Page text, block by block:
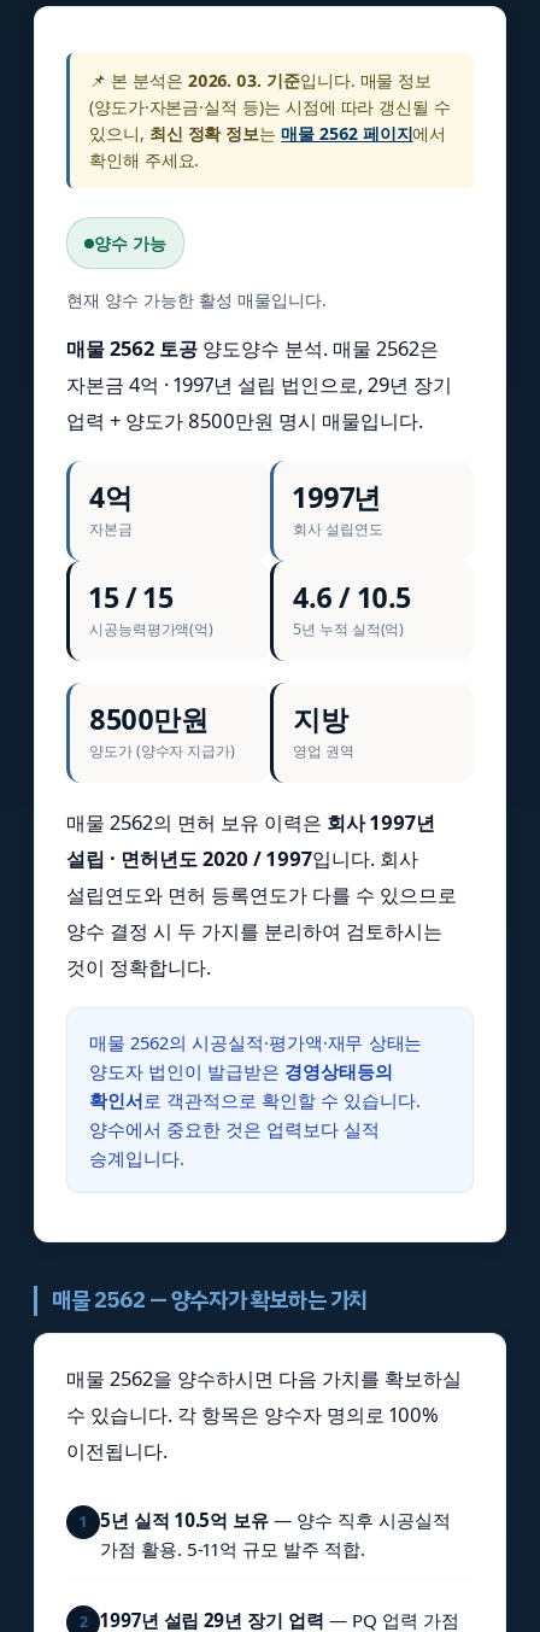
📌 본 분석은 2026. 03. 기준입니다. 매물 정보
(양도가·자본금·실적 등)는 시점에 따라 갱신될 수
있으니, 최신 정확 정보는매물 2562 페이지에서
확인해 주세요.
양수 가능
현재 양수 가능한 활성 매물입니다.
매물 2562 토공양도양수 분석. 매물 2562은
자본금 4억 · 1997년 설립 법인으로, 29년 장기
업력 + 양도가 8500만원 명시 매물입니다.
4억
자본금
1997년
회사 설립연도
15 / 15
시공능력평가액(억)
4.6 / 10.5
5년 누적 실적(억)
8500만원
양도가 (양수자 지급가)
지방
영업 권역
매물 2562의 면허 보유 이력은 회사 1997년
설립 · 면허년도 2020 / 1997입니다. 회사
설립연도와 면허 등록연도가 다를 수 있으므로
양수 결정 시 두 가지를 분리하여 검토하시는
것이 정확합니다.
매물 2562의 시공실적·평가액·재무 상태는
양도자 법인이 발급받은 경영상태등의
확인서로 객관적으로 확인할 수 있습니다.
양수에서 중요한 것은 업력보다 실적
승계입니다.
매물 2562 — 양수자가 확보하는 가치
매물 2562을 양수하시면 다음 가치를 확보하실
수 있습니다. 각 항목은 양수자 명의로 100%
이전됩니다.
1 5년 실적 10.5억 보유 — 양수 직후 시공실적
가점 활용. 5-11억 규모 발주 적합.
2 1997년 설립 29년 장기 업력 — PQ 업력 가점